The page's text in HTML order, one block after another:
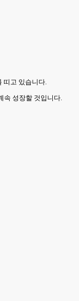
띠고 있습니다.
속 성장할 것입니다.